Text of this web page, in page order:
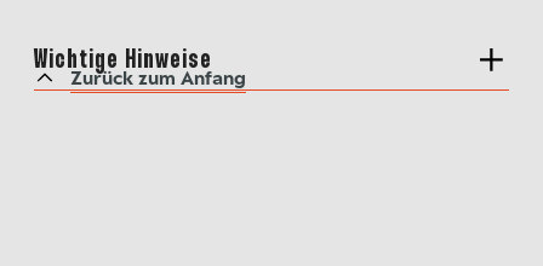
Wichtige Hinweise
Zurück zum Anfang